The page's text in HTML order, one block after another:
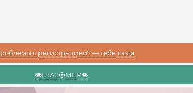
с регистрацией? — тебе сюда
👁️ГЛАЗ⦿МЕР👁️